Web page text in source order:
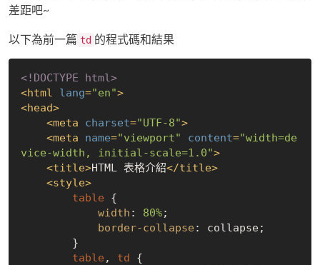
差距吧~
以下為前一篇 td 的程式碼和結果
<!DOCTYPE html>
<html lang="en">
<head>
<meta charset="UTF-8">
<meta name="viewport" content="width=de
vice-width, initial-scale=1.0">
<title>HTML 表格介紹</title>
<style>
table {
width : 80%;
border-collapse : collapse;
table , td {